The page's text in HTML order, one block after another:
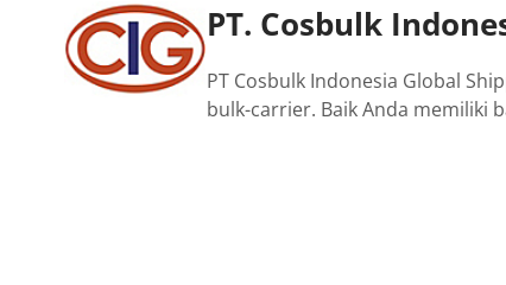
PT. Cosbulk
PT Cosbulk Indonesia Global
bulk-carrier. Baik Anda memiliki